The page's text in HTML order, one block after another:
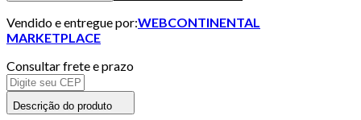
Vendido e entregue por:WEBCONTINENTAL
MARKETPLACE
Consultar frete e prazo
Descrição do produto